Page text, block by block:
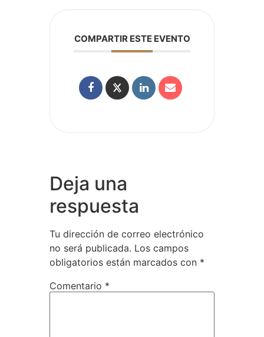
COMPARTIR ESTE EVENTO
Deja una
respuesta
Tu dirección de correo electrónico
no será publicada. Los campos
obligatorios están marcados con *
Comentario *